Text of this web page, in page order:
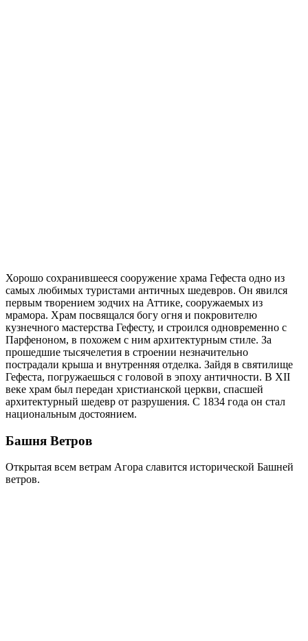
Хорошо сохранившееся сооружение храма Гефеста одно из
самых любимых туристами античных шедевров. Он явился
первым творением зодчих на Аттике, сооружаемых из
мрамора. Храм посвящался богу огня и покровителю
кузнечного мастерства Гефесту, и строился одновременно с
Парфеноном, в похожем с ним архитектурным стиле. За
прошедшие тысячелетия в строении незначительно
пострадали крыша и внутренняя отделка. Зайдя в святилище
Гефеста, погружаешься с головой в эпоху античности. В XII
веке храм был передан христианской церкви, спасшей
архитектурный шедевр от разрушения. С 1834 года он стал
национальным достоянием.
Башня Ветров
Открытая всем ветрам Агора славится исторической Башней
ветров.